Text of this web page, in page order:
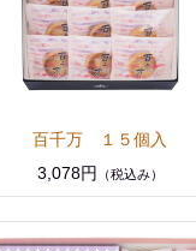
百千万 １５個入
3,078円
（税込み）